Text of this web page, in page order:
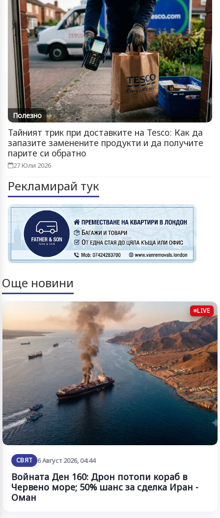
Полезно
Тайният трик при доставките на Tesco: Как да
запазите заменените продукти и да получите
парите си обратно
27 Юли 2026
Рекламирай тук
Още новини
LIVE
СВЯТ 6 Август 2026, 04:44
Войната Ден 160: Дрон потопи кораб в
Червено море; 50% шанс за сделка Иран -
Оман